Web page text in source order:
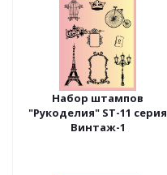
Набор штампов
"Рукоделия" ST-11 серия
Винтаж-1